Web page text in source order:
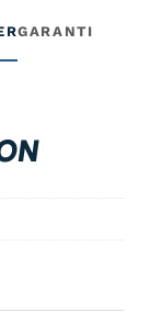
GARANTI